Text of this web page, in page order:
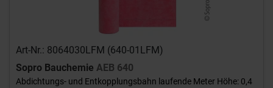
Art-Nr.: 8064030LFM (640-01LFM)
Sopro Bauchemie AEB 640
Abdichtungs- und Entkopplungsbahn laufende Meter Höhe: 0,4